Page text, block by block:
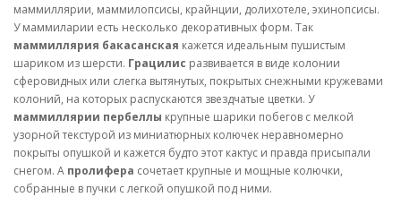
маммиллярии, маммилопсисы, крайнции, долихотеле, эхинопсисы.
У маммиларии есть несколько декоративных форм. Так
маммиллярия бакасанская кажется идеальным пушистым
шариком из шерсти. Грацилис развивается в виде колонии
сферовидных или слегка вытянутых, покрытых снежными кружевами
колоний, на которых распускаются звездчатые цветки. У
маммиллярии пербеллы крупные шарики побегов с мелкой
узорной текстурой из миниатюрных колючек неравномерно
покрыты опушкой и кажется будто этот кактус и правда присыпали
снегом. А пролифера сочетает крупные и мощные колючки,
собранные в пучки с легкой опушкой под ними.